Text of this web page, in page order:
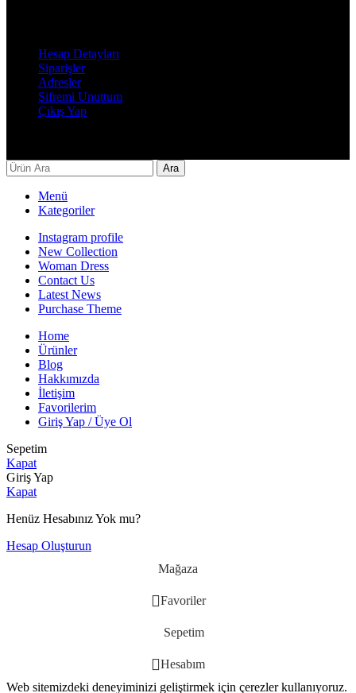
Hesap Detayları
Siparişler
Adresler
Şifremi Unuttum
Çıkış Yap
Ara
Menü
Kategoriler
Instagram profile
New Collection
Woman Dress
Contact Us
Latest News
Purchase Theme
Home
Ürünler
Blog
Hakkımızda
İletişim
Favorilerim
Giriş Yap / Üye Ol
Sepetim
Kapat
Giriş Yap
Kapat
Henüz Hesabınız Yok mu?
Hesap Oluşturun
Mağaza
Favoriler
Sepetim
Hesabım
Web sitemizdeki deneyiminizi geliştirmek için çerezler kullanıyoruz.